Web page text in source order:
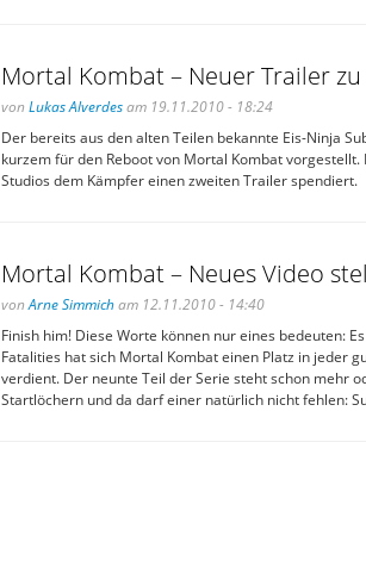
Mortal Kombat – Neuer Trailer
von Lukas Alverdesam 19.11.2010 - 18:24
Der bereits aus den alten Teilen bekannte Eis-Ninja
kurzem für den Reboot von Mortal Kombat
Studios dem Kämpfer einen zweiten Trailer spendiert.
Mortal Kombat – Neues Video
vonArne Simmicham 12.11.2010 - 14:40
Finish him! Diese Worte können nur eines bedeuten:
Fatalities hat sich Mortal Kombat einen Platz in jeder
verdient. Der neunte Teil der Serie steht schon mehr
Startlöchern und da darf einer natürlich nicht fehlen: